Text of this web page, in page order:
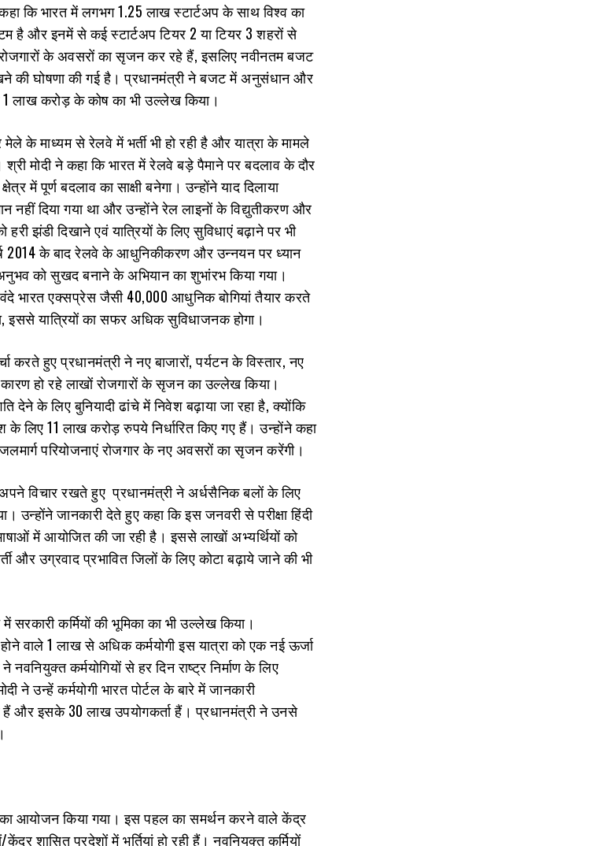
कि भारत में लगभग 1.25 लाख स्टार्टअप के साथ विश्‍व का
है और इनमें से कई स्टार्टअप टियर 2 या टियर 3 शहरों से
के अवसरों का सृजन कर रहे हैं, इसलिए नवीनतम बजट
की घोषणा की गई है। प्रधानमंत्री ने बजट में अनुसंधान और
1 लाख करोड़ के कोष का भी उल्‍लेख किया।
के माध्यम से रेलवे में भर्ती भी हो रही है और यात्रा के मामले
मोदी ने कहा कि भारत में रेलवे बड़े पैमाने पर बदलाव के दौर
में पूर्ण बदलाव का साक्षी बनेगा। उन्होंने याद दिलाया
नहीं दिया गया था और उन्होंने रेल लाइनों के विद्युतीकरण और
झंडी दिखाने एवं यात्रियों के लिए सुविधाएं बढ़ाने पर भी
2014 के बाद रेलवे के आधुनिकीकरण और उन्नयन पर ध्यान
को सुखद बनाने के अभियान का शुभांरभ किया गया।
भारत एक्सप्रेस जैसी 40,000 आधुनिक बोगियां तैयार करते
इससे यात्रियों का सफर अधिक सुविधाजनक होगा।
करते हुए प्रधानमंत्री ने नए बाजारों, पर्यटन के विस्तार, नए
हो रहे लाखों रोजगारों के सृजन का उल्लेख किया।
देने के लिए बुनियादी ढांचे में निवेश बढ़ाया जा रहा है, क्योंकि
लिए 11 लाख करोड़ रुपये निर्धारित किए गए हैं। उन्होंने कहा
परियोजनाएं रोजगार के नए अवसरों का सृजन करेंगी।
विचार रखते हुए प्रधानमंत्री ने अर्धसैनिक बलों के लिए
उन्‍होंने जानकारी देते हुए कहा कि इस जनवरी से परीक्षा हिंदी
में आयोजित की जा रही है। इससे लाखों अभ्यर्थियों को
और उग्रवाद प्रभावित जिलों के लिए कोटा बढ़ाये जाने की भी
सरकारी कर्मियों की भूमिका का भी उल्लेख किया।
वाले 1 लाख से अधिक कर्मयोगी इस यात्रा को एक नई ऊर्जा
कर्मयोगियों से हर दिन राष्ट्र निर्माण के लिए
ने उन्हें कर्मयोगी भारत पोर्टल के बारे में जानकारी
और इसके 30 लाख उपयोगकर्ता हैं। प्रधानमंत्री ने उनसे
आयोजन किया गया। इस पहल का समर्थन करने वाले केंद्र
शासित प्रदेशों में भर्तियां हो रही हैं। नवनियुक्‍त कर्मियों